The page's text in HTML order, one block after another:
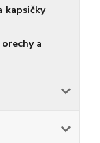
kapsičky
a